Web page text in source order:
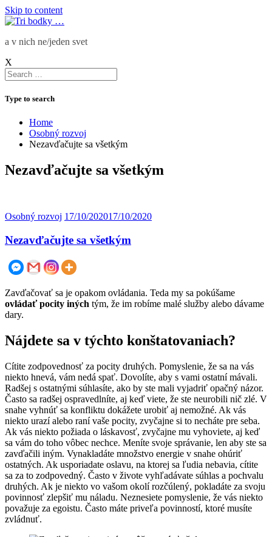
Skip to content
a v nich ne/jeden svet
X
Type to search
Home
Osobný rozvoj
Nezavďačujte sa všetkým
Nezavďačujte sa všetkým
Osobný rozvoj 17/10/202017/10/2020
Nezavďačujte sa všetkým
Zavďačovať sa je opakom ovládania. Teda my sa pokúšame
ovládať pocity iných tým, že im robíme malé služby alebo dávame
dary.
Nájdete sa v týchto konštatovaniach?
Cítite zodpovednosť za pocity druhých. Pomyslenie, že sa na vás
niekto hnevá, vám nedá spať. Dovolíte, aby s vami ostatní mávali.
Radšej s ostatnými súhlasíte, ako by ste mali vyjadriť opačný názor.
Často sa radšej ospravedlníte, aj keď viete, že ste neurobili nič zlé. V
snahe vyhnúť sa konfliktu dokážete urobiť aj nemožné. Ak vás
niekto urazí alebo raní vaše pocity, zvyčajne si to necháte pre seba.
Ak vás niekto požiada o láskavosť, zvyčajne mu vyhoviete, aj keď
sa vám do toho vôbec nechce. Meníte svoje správanie, len aby ste sa
zavďačili iným. Vynakladáte množstvo energie v snahe ohúriť
ostatných. Ak usporiadate oslavu, na ktorej sa ľudia nebavia, cítite
sa za to zodpovedný. Často v živote vyhľadávate súhlas a pochvalu
druhých. Ak je niekto vo vašom okolí rozčúlený, pokladáte za svoju
povinnosť zlepšiť mu náladu. Neznesiete pomyslenie, že vás niekto
považuje za egoistu. Často máte priveľa povinností, ktoré musíte
zvládnuť.